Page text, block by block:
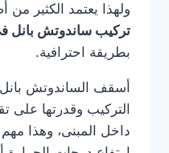
ولهذا يعتمد الكثير
تركيب ساندوتش بانل
بطريقة احترافية.
أسقف الساندوتش
التركيب وقدرتها على
داخل المبنى، وهذا